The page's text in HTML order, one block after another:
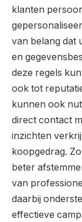
klanten
van belang dat
en
deze regels
ook tot
kunnen ook
direct contact
inzichten
koopgedrag.
beter
van
daarbij
effectieve